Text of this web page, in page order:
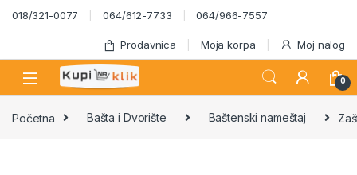
Skip to navigation
Skip to content
018/321-0077 064/612-7733 064/966-7557
Prodavnica Moja korpa Moj nalog
0
Početna Bašta i Dvorište Baštenski nameštaj